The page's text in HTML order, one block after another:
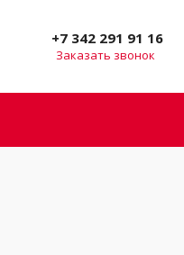
+7 342 291 91 16
Заказать звонок